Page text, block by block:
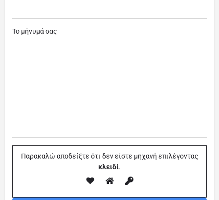
Το μήνυμά σας
Παρακαλώ αποδείξτε ότι δεν είστε μηχανή επιλέγοντας
κλειδί.